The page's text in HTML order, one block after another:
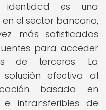
identidad es una
el sector bancario,
más sofisticados
para acceder
de terceros. La
efectiva al
basada en
intransferibles de